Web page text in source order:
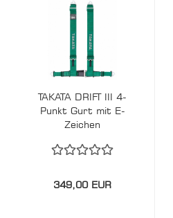
TAKATA DRIFT III 4-
Punkt Gurt mit E-
Zeichen
349,00 EUR